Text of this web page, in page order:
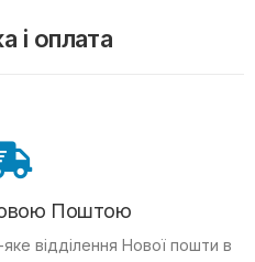
і оплата
Поштою
відділення Нової пошти в